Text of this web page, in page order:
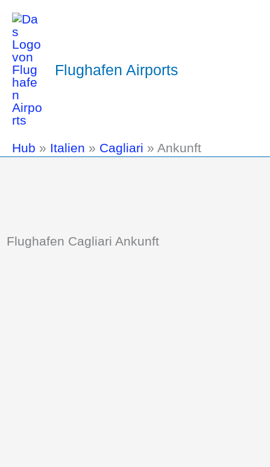
Flughafen Airports
Hub » Italien » Cagliari » Ankunft
Flughafen Cagliari Ankunft